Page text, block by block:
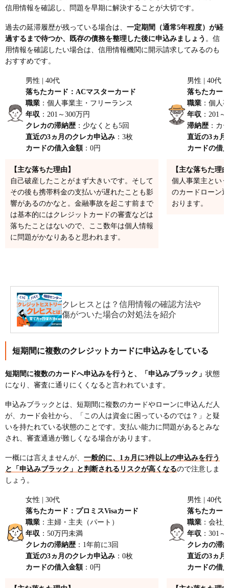
信用情報を確認し、問題を早期に解決することが大切です。
過去の延滞履歴が残っている場合は、 一定期間（通常5年程度）が経
過するまで待つか、既存の債務を整理した後に申込みましょう 。信
用情報を確認したい場合は、信用情報機関に開示請求してみるのも
おすすめです。
男性 | 40代
落ちたカード：ACマスターカード
職業 ：個人事業主・フリーランス
年収 ：201～300万円
クレカの滞納歴 ：少なくとも5回
直近の3ヵ月のクレカ申込み ：3枚
カードの借入金額：0円
【主な落ちた理由】
自己破産したことがまず大きいです。そして
その後も携帯料金の支払いが遅れたことも影
響があるのかなと。金融事故を起こす前まで
は基本的にはクレジットカードの審査などは
落ちたことはないので、ここ数年は個人情報
に問題がかなりあると思われます。
男性 | 40代
落ちたカー
職業 ：個人
年収 ：201
滞納歴 ：カ
直近の3ヵ月
カードの借
【主な落ちた理
個人事業主とい
のカードローン
おります。
クレヒスとは？信用情報の確認方法や
傷がついた場合の対処法を紹介
短期間に複数のクレジットカードに申込みをしている
短期間に複数のカードへ申込みを行うと、「申込みブラック」 状態
になり、審査に通りにくくなると言われています。
申込みブラックとは、短期間に複数のカードやローンに申込んだ人
が、カード会社から、「この人は資金に困っているのでは？」と疑
いを持たれている状態のことです。支払い能力に問題があるとみな
され、審査通過が難しくなる場合があります。
一概には言えませんが、 一般的に、1ヵ月に3件以上の申込みを行う
と「申込みブラック」と判断されるリスクが高くなるので注意しま
しょう。
女性 | 30代
落ちたカード：プロミスVisaカード
職業 ：主婦・主夫（パート）
年収 ：50万円未満
クレカの滞納歴 ：1年前に3回
直近の3ヵ月のクレカ申込み ：0枚
カードの借入金額：0円
男性 | 40代
落ちたカー
職業 ：会社
年収 ：301
クレカの滞
直近の3ヵ月
カードの借